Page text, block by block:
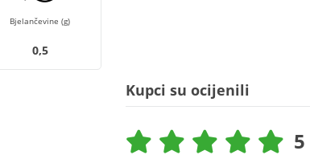
Bjelančevine (g)
0,5
Kupci su ocijenili
5